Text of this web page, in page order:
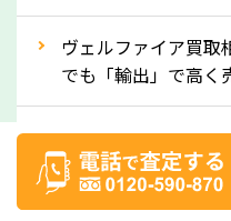
ずに岐阜県の「ソコカ
でも高価買取が可能な
はWebで簡単にできる
実績」で確認できます。
⑤車内の簡単な清
ヴェルファイア買取
でも「輸出」で高く
デリカD:5買取相場
「輸出」で高く売る